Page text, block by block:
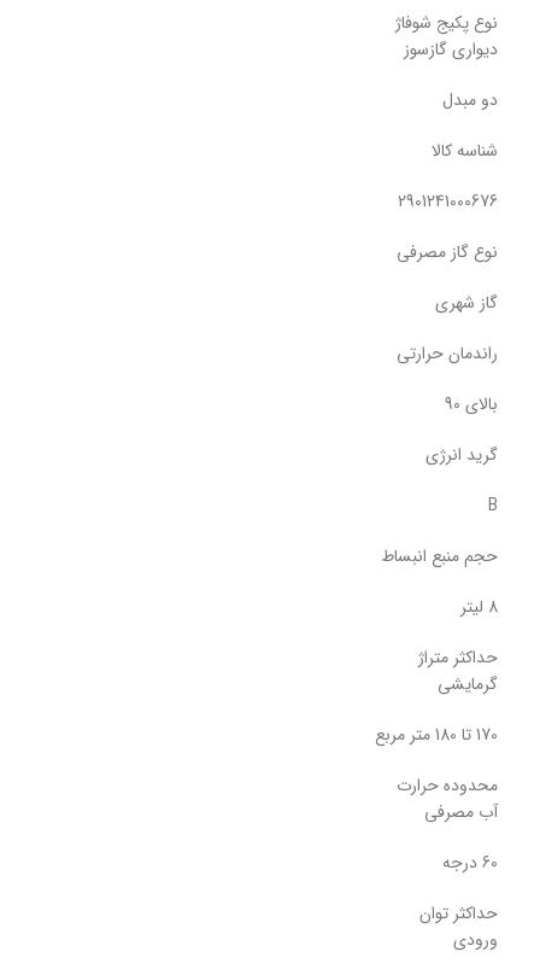
نوع پکیج شوفاژ
دیواری گازسوز
دو مبدل
شناسه کالا
2901241000676
نوع گاز مصرفی
گاز شهری
راندمان حرارتی
بالای 90
گرید انرژی
B
حجم منبع انبساط
8 لیتر
حداکثر متراژ
گرمایشی
170 تا 180 متر مربع
محدوده حرارت
آب مصرفی
60 درجه
حداکثر توان
ورودی